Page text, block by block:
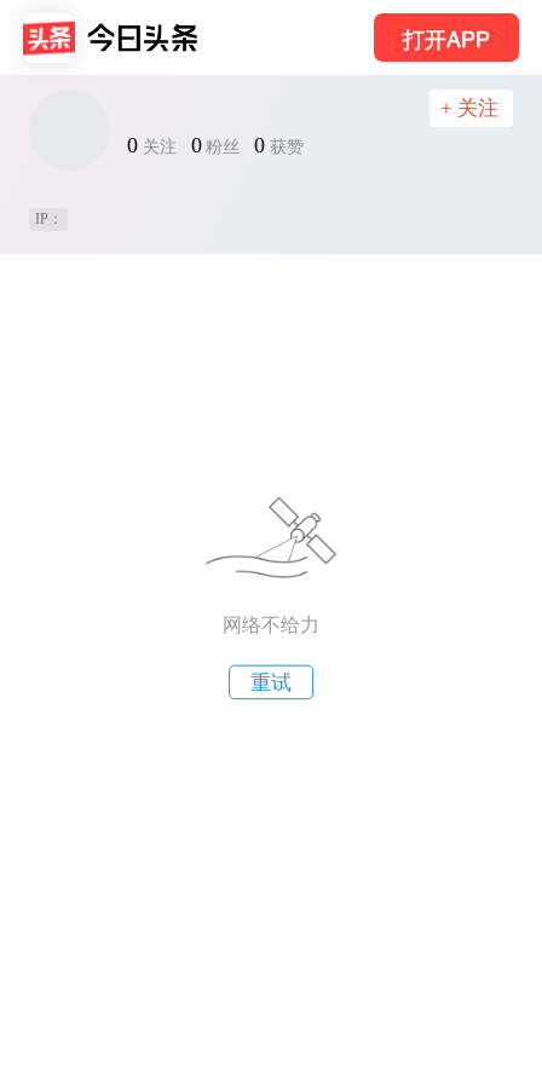
打开APP
0 关注 0 粉丝 0 获赞
+ 关注
IP：
网络不给力
重试